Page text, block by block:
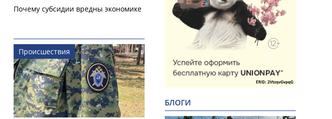
Почему субсидии вредны экономике
Происшествия
БЛОГИ